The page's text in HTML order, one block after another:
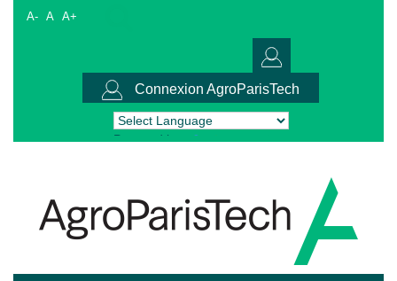
A- A A+
Connexion AgroParisTech
Powered by Translate